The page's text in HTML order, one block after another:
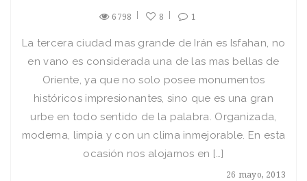
6798 8 1
26 mayo, 2013
La tercera ciudad mas grande de Irán es Isfahan, no
en vano es considerada una de las mas bellas de
Oriente, ya que no solo posee monumentos
históricos impresionantes, sino que es una gran
urbe en todo sentido de la palabra. Organizada,
moderna, limpia y con un clima inmejorable. En esta
ocasión nos alojamos en […]